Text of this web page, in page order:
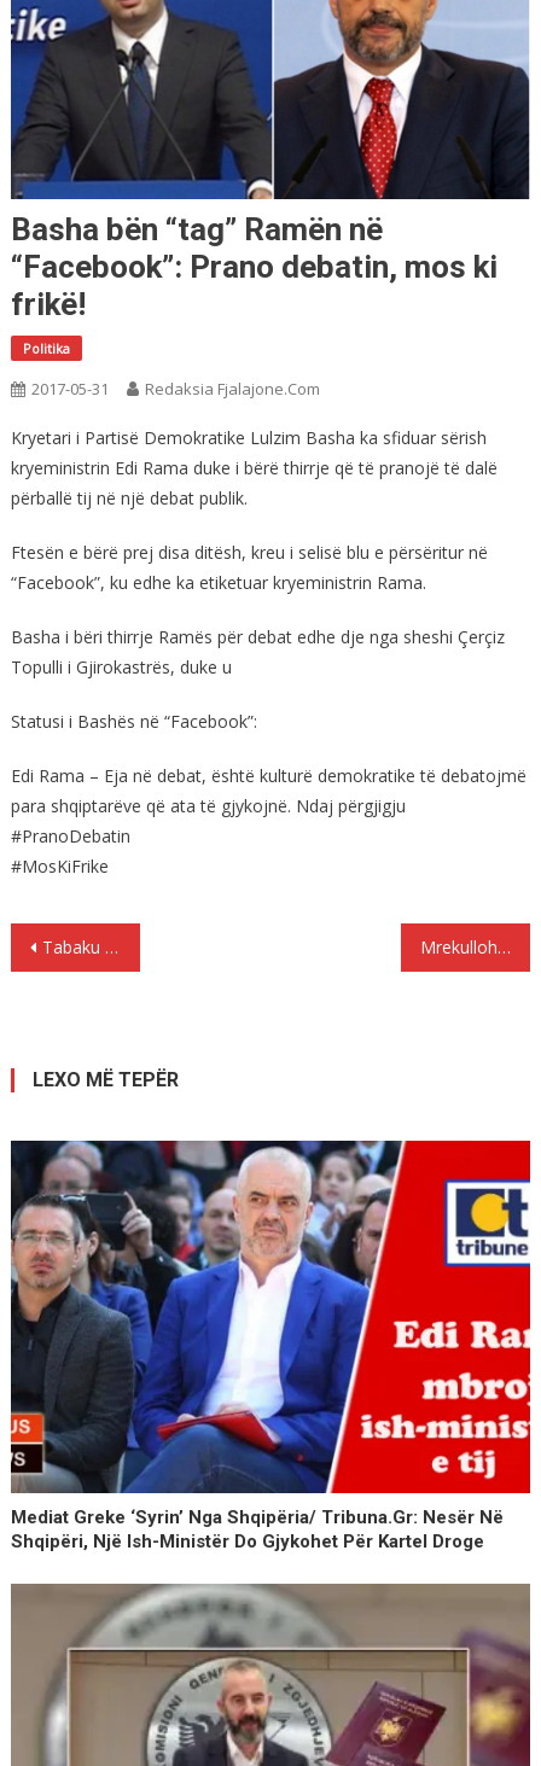
Basha bën “tag” Ramën në
“Facebook”: Prano debatin, mos ki
frikë!
Politika
2017-05-31 Redaksia Fjalajone.com
Kryetari i Partisë Demokratike Lulzim Basha ka sfiduar sërish
kryeministrin Edi Rama duke i bërë thirrje që të pranojë të dalë
përballë tij në një debat publik.
Ftesën e bërë prej disa ditësh, kreu i selisë blu e përsëritur në
“Facebook”, ku edhe ka etiketuar kryeministrin Rama.
Basha i bëri thirrje Ramës për debat edhe dje nga sheshi Çerçiz
Topulli i Gjirokastrës, duke u
Statusi i Bashës në “Facebook”:
Edi Rama – Eja në debat, është kulturë demokratike të debatojmë
para shqiptarëve që ata të gjykojnë. Ndaj përgjigju
#PranoDebatin
#MosKiFrike
Lëvizje
Tabaku publikon mesazhin: Ja si po i josh deputeti i PS të rinjtë me 500 euro bursa Mrekullohuni me këto imazhe fantastike, bota është e bukur
LEXO MË TEPËR
Mediat Greke ‘syrin’ Nga Shqipëria/ Tribuna.gr: Nesër Në
Shqipëri, Një Ish-Ministër Do Gjykohet Për Kartel Droge